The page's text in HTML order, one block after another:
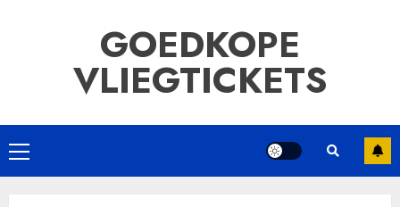
GOEDKOPE
VLIEGTICKETS
Primair
menu